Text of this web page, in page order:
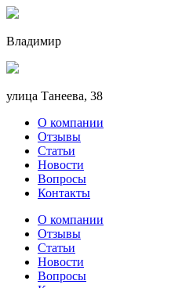
Владимир
улица Танеева, 38
О компании
Отзывы
Статьи
Новости
Вопросы
Контакты
О компании
Отзывы
Статьи
Новости
Вопросы